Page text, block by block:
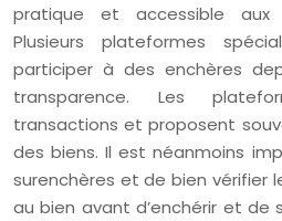
pratique et accessible aux
Plusieurs plateformes
participer à des enchères
transparence. Les
transactions et proposent
des biens. Il est néanmoins
surenchères et de bien vérifier
au bien avant d’enchérir et de